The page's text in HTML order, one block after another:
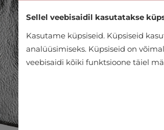
Sellel veebisaidil kasutatakse
Kasutame küpsiseid. Küpsiseid
analüüsimiseks. Küpsiseid on
veebisaidi kõiki funktsioone täiel